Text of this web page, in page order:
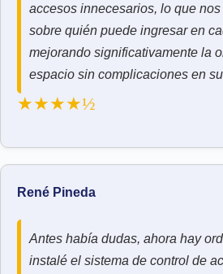
accesos innecesarios, lo que
sobre quién puede ingresar en
mejorando significativamente la
espacio sin complicaciones en
★★★★½
René Pineda
Antes había dudas, ahora hay
instalé el sistema de control de